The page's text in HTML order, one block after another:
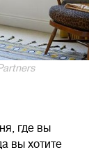
где вы
вы хотите